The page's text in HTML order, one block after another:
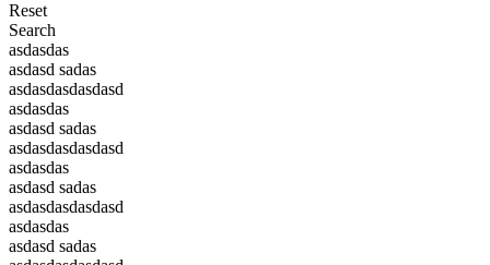
Reset
Search
asdasdas
asdasd sadas
asdasdasdasdasd
asdasdas
asdasd sadas
asdasdasdasdasd
asdasdas
asdasd sadas
asdasdasdasdasd
asdasdas
asdasd sadas